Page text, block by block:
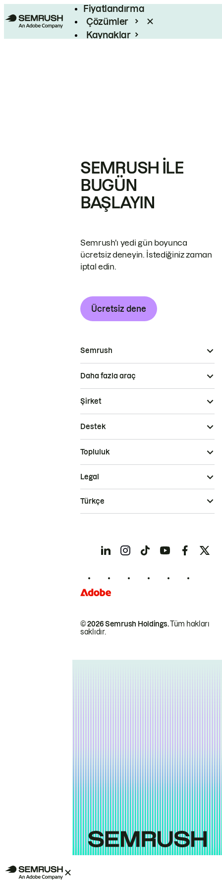
Fiyatlandırma
Çözümler
Kaynaklar
SEMRUSH ILE
BUGÜN
BAŞLAYIN
Semrush'ı yedi gün boyunca
ücretsiz deneyin. İstediğiniz zaman
iptal edin.
Ücretsiz dene
Semrush
Daha fazla araç
Şirket
Destek
Topluluk
© 2026 Semrush Holdings.Tüm hakları
saklıdır.
Legal
Türkçe